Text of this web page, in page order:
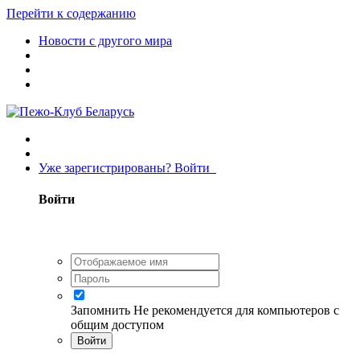
Перейти к содержанию
Новости с другого мира
Уже зарегистрированы? Войти
Войти
Запомнить Не рекомендуется для компьютеров с
общим доступом
Войти